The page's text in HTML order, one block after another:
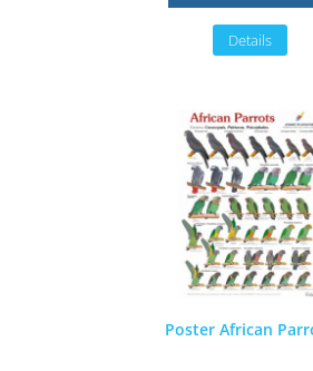
Details
Poster African